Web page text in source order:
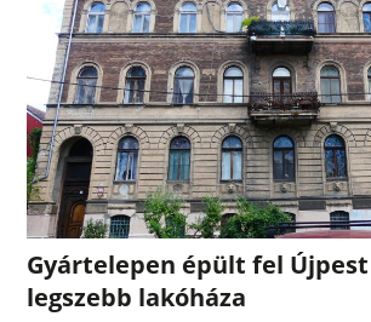
Gyártelepen épült fel
legszebb lakóháza